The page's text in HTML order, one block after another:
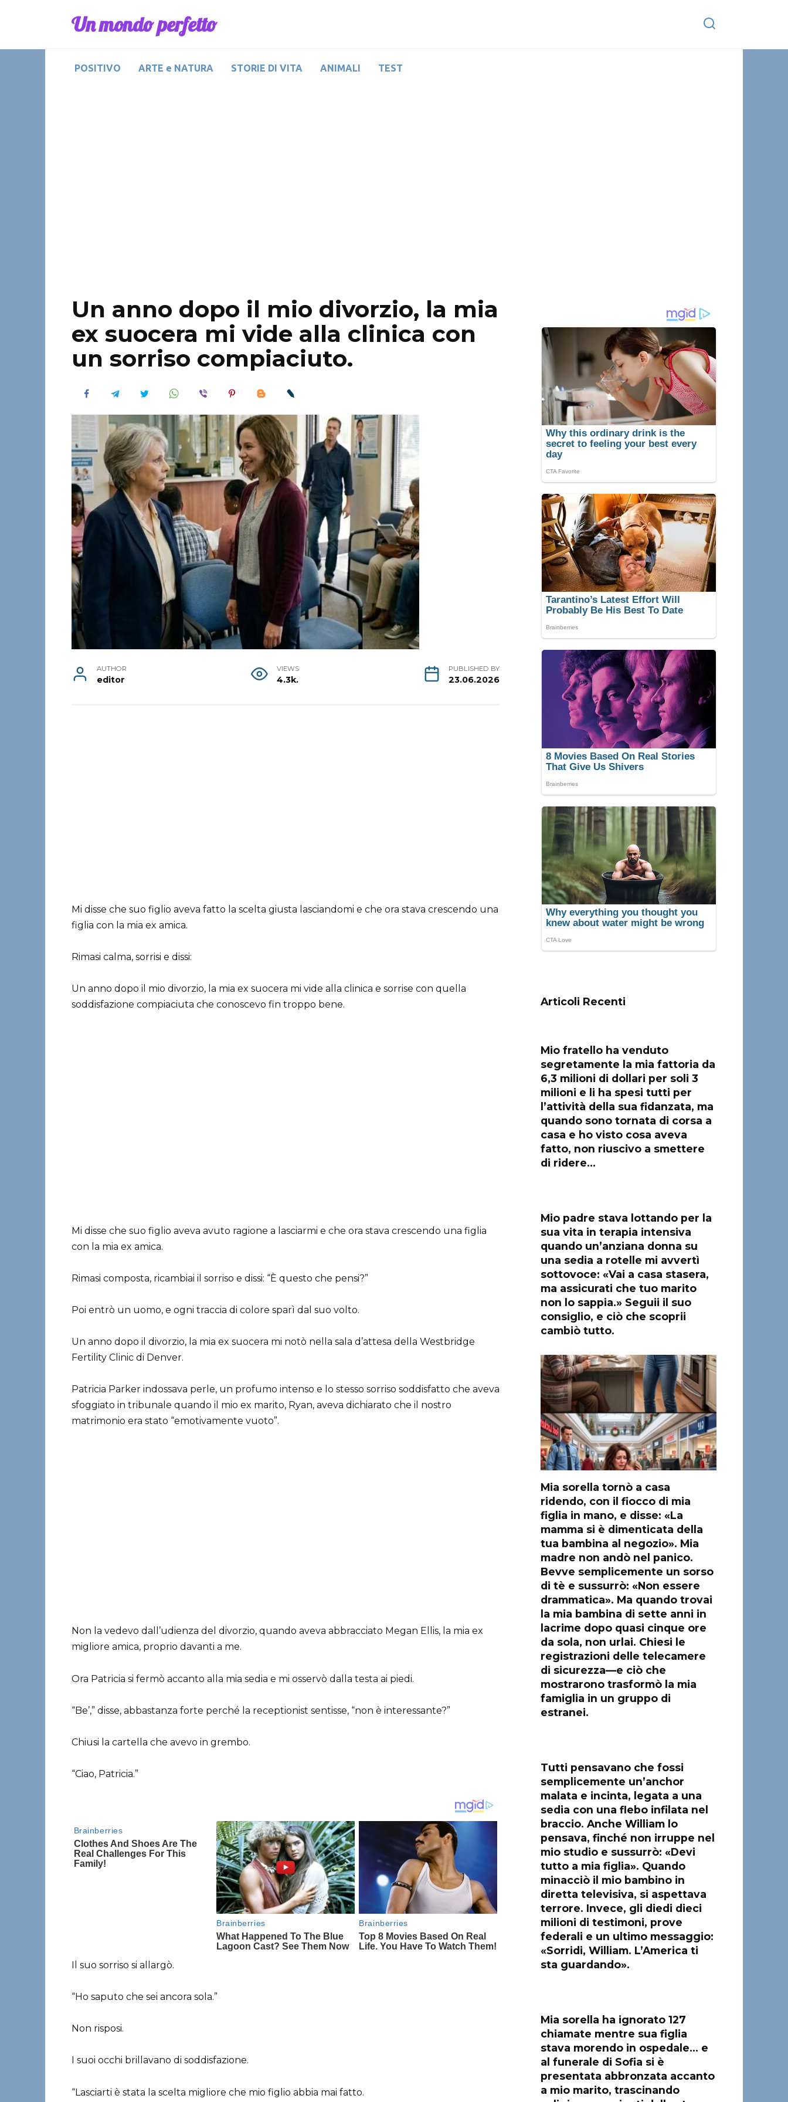
Un mondo perfetto
POSITIVO ARTE e NATURA STORIE DI VITA ANIMALI TEST
Un anno dopo il mio divorzio, la mia
ex suocera mi vide alla clinica con
un sorriso compiaciuto.
AUTHOR
editor
VIEWS
4.3k.
PUBLISHED BY
23.06.2026
Mi disse che suo figlio aveva fatto la scelta giusta lasciandomi e che ora stava crescendo una
figlia con la mia ex amica.
Rimasi calma, sorrisi e dissi:
Un anno dopo il mio divorzio, la mia ex suocera mi vide alla clinica e sorrise con quella
soddisfazione compiaciuta che conoscevo fin troppo bene.
Mi disse che suo figlio aveva avuto ragione a lasciarmi e che ora stava crescendo una figlia
con la mia ex amica.
Rimasi composta, ricambiai il sorriso e dissi: “È questo che pensi?”
Poi entrò un uomo, e ogni traccia di colore sparì dal suo volto.
Un anno dopo il divorzio, la mia ex suocera mi notò nella sala d’attesa della Westbridge
Fertility Clinic di Denver.
Patricia Parker indossava perle, un profumo intenso e lo stesso sorriso soddisfatto che aveva
sfoggiato in tribunale quando il mio ex marito, Ryan, aveva dichiarato che il nostro
matrimonio era stato “emotivamente vuoto”.
Non la vedevo dall’udienza del divorzio, quando aveva abbracciato Megan Ellis, la mia ex
migliore amica, proprio davanti a me.
Ora Patricia si fermò accanto alla mia sedia e mi osservò dalla testa ai piedi.
“Be’,” disse, abbastanza forte perché la receptionist sentisse, “non è interessante?”
Chiusi la cartella che avevo in grembo.
“Ciao, Patricia.”
Il suo sorriso si allargò.
“Ho saputo che sei ancora sola.”
Non risposi.
I suoi occhi brillavano di soddisfazione.
“Lasciarti è stata la scelta migliore che mio figlio abbia mai fatto.
Articoli Recenti
Mio fratello ha venduto
segretamente la mia fattoria da
6,3 milioni di dollari per soli 3
milioni e li ha spesi tutti per
l’attività della sua fidanzata, ma
quando sono tornata di corsa a
casa e ho visto cosa aveva
fatto, non riuscivo a smettere
di ridere…
Mio padre stava lottando per la
sua vita in terapia intensiva
quando un’anziana donna su
una sedia a rotelle mi avvertì
sottovoce: «Vai a casa stasera,
ma assicurati che tuo marito
non lo sappia.» Seguii il suo
consiglio, e ciò che scoprii
cambiò tutto.
Mia sorella tornò a casa
ridendo, con il fiocco di mia
figlia in mano, e disse: «La
mamma si è dimenticata della
tua bambina al negozio». Mia
madre non andò nel panico.
Bevve semplicemente un sorso
di tè e sussurrò: «Non essere
drammatica». Ma quando trovai
la mia bambina di sette anni in
lacrime dopo quasi cinque ore
da sola, non urlai. Chiesi le
registrazioni delle telecamere
di sicurezza—e ciò che
mostrarono trasformò la mia
famiglia in un gruppo di
estranei.
Tutti pensavano che fossi
semplicemente un’anchor
malata e incinta, legata a una
sedia con una flebo infilata nel
braccio. Anche William lo
pensava, finché non irruppe nel
mio studio e sussurrò: «Devi
tutto a mia figlia». Quando
minacciò il mio bambino in
diretta televisiva, si aspettava
terrore. Invece, gli diedi dieci
milioni di testimoni, prove
federali e un ultimo messaggio:
«Sorridi, William. L’America ti
sta guardando».
Mia sorella ha ignorato 127
chiamate mentre sua figlia
stava morendo in ospedale… e
al funerale di Sofia si è
presentata abbronzata accanto
a mio marito, trascinando